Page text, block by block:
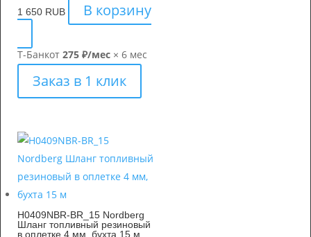
1 650 RUB В корзину
Т-Банкот 275 ₽/мес × 6 мес
Заказ в 1 клик
H0409NBR-BR_15 Nordberg
Шланг топливный резиновый
в оплетке 4 мм, бухта 15 м